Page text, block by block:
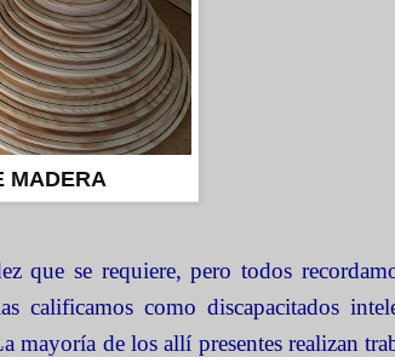
MADERA
que se requiere, pero todos
calificamos como discapacitados
mayoría de los allí presentes realizan